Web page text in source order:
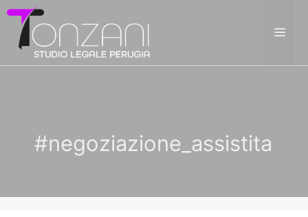
Vai
contenuto
#negoziazione_assistita